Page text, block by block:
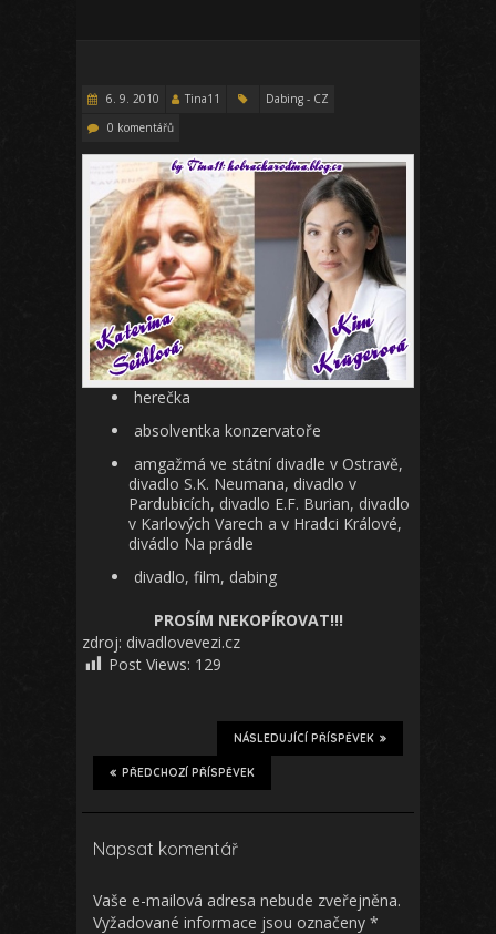
6. 9. 2010 Tina11
Dabing - CZ
0 komentářů
herečka
absolventka konzervatoře
amgažmá ve státní divadle v Ostravě,
divadlo S.K. Neumana, divadlo v
Pardubicích, divadlo E.F. Burian, divadlo
v Karlových Varech a v Hradci Králové,
divádlo Na prádle
divadlo, film, dabing
PROSÍM NEKOPÍROVAT!!!
zdroj: divadlovevezi.cz
Post Views: 129
NÁSLEDUJÍCÍ PŘÍSPĚVEK
PŘEDCHOZÍ PŘÍSPĚVEK
Napsat komentář
Vaše e-mailová adresa nebude zveřejněna.
Vyžadované informace jsou označeny *